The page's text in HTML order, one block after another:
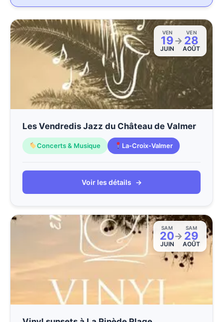
VEN
19
JUIN
→
VEN
28
AOÛT
Les Vendredis Jazz du Château de Valmer
Concerts & Musique La-Croix-Valmer
Voir les détails →
SAM
20
JUIN
→
SAM
29
AOÛT